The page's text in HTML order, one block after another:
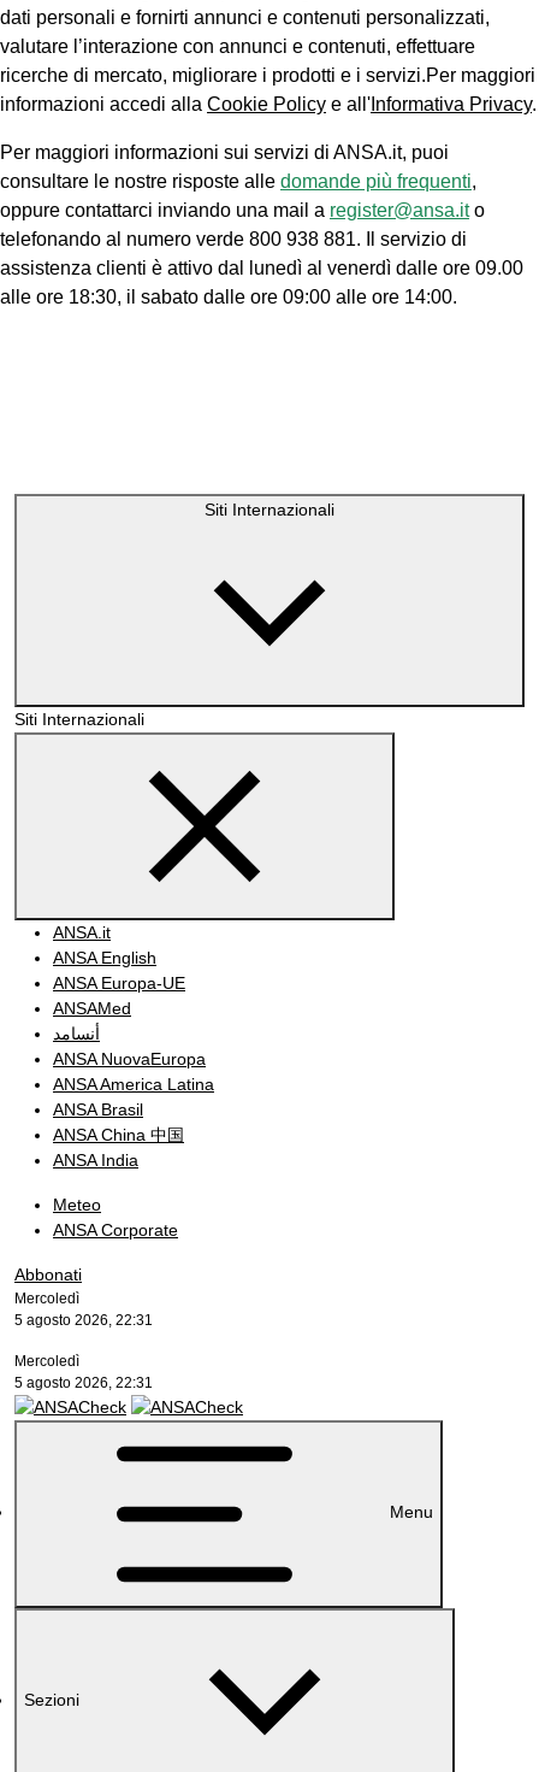
dati personali e fornirti annunci e contenuti personalizzati,
valutare l’interazione con annunci e contenuti, effettuare
ricerche di mercato, migliorare i prodotti e i servizi.Per maggiori
informazioni accedi alla Cookie Policy e all' Informativa Privacy.
Per maggiori informazioni sui servizi di ANSA.it, puoi
consultare le nostre risposte alle domande più frequenti,
oppure contattarci inviando una mail a register@ansa.ito
telefonando al numero verde 800 938 881. Il servizio di
assistenza clienti è attivo dal lunedì al venerdì dalle ore 09.00
alle ore 18:30, il sabato dalle ore 09:00 alle ore 14:00.
Siti Internazionali
Siti Internazionali
ANSA.it
ANSA English
ANSA Europa-UE
ANSAMed
أنسامد
ANSA NuovaEuropa
ANSA America Latina
ANSA Brasil
ANSA China 中国
ANSA India
Meteo
ANSA Corporate
Abbonati
Mercoledì
5 agosto 2026, 22:31
Mercoledì
5 agosto 2026, 22:31
Menu
Sezioni